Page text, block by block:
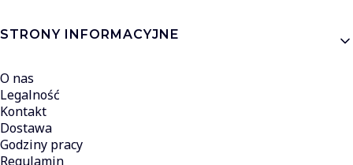
Linki w stopce
STRONY INFORMACYJNE
O nas
Legalność
Kontakt
Dostawa
Godziny pracy
Regulamin